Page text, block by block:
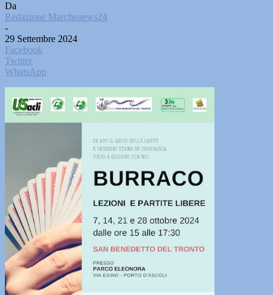
Da
Redazione Marchenews24
-
29 Settembre 2024
Facebook
Twitter
WhatsApp